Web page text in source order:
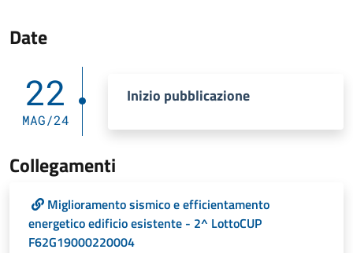
Date
22
MAG/24
Inizio pubblicazione
Collegamenti
Miglioramento sismico e efficientamento
energetico edificio esistente - 2^ LottoCUP
F62G19000220004